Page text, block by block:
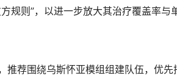
规则”，以进一步放大其治疗覆盖率与
推荐围绕乌斯怀亚模组组建队伍，优